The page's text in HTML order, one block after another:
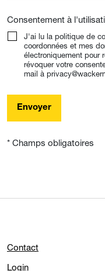
Consentement à
J'ai lu la politique de
coordonnées et mes
électroniquement pour
révoquer votre
mail à
Envoyer
* Champs obligatoires
Contact
Login